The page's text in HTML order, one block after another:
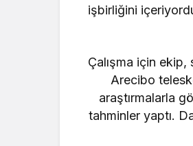
işbirliğini
Çalışma için
Arecibo
araştırmalarla
tahminler yaptı.